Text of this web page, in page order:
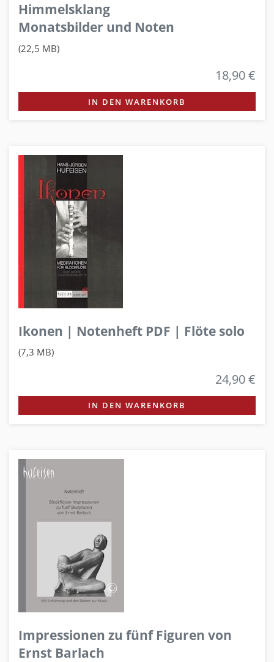
Himmelsklang
Monatsbilder und Noten
(22,5 MB)
18,90 €
IN DEN WARENKORB
Ikonen | Notenheft PDF | Flöte solo
(7,3 MB)
24,90 €
IN DEN WARENKORB
Impressionen zu fünf Figuren von
Ernst Barlach